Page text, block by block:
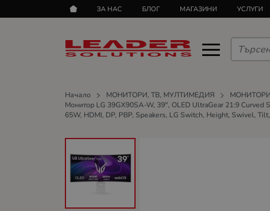
ЗА НАС БЛОГ МАГАЗИНИ УСЛУГИ
Начало МОНИТОРИ, ТВ, МУЛТИМЕДИЯ МОНИТОРИ
Монитор LG 39GX90SA-W, 39", OLED UltraGear 21:9 Curved
65W, HDMI, DP, PBP, Speakers, LG Switch, Height, Swivel,